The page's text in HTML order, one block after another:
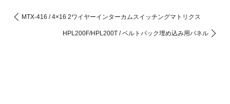
MTX-416 / 4×16 2ワイヤーインターカムスイッチングマトリクス
HPL200F/HPL200T / ベルトパック埋め込み用パネル